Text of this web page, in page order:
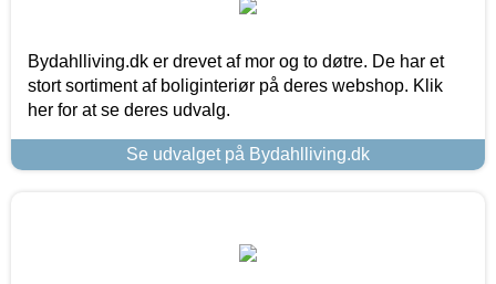
Bydahlliving.dk er drevet af mor og to døtre. De har et
stort sortiment af boliginteriør på deres webshop. Klik
her for at se deres udvalg.
Se udvalget på Bydahlliving.dk